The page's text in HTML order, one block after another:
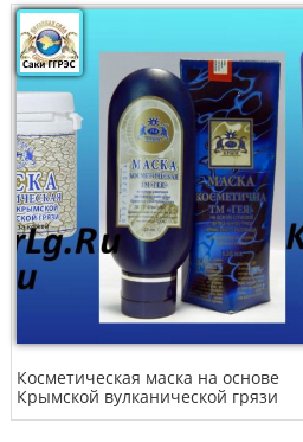
Косметическая маска на основе
Крымской вулканической грязи